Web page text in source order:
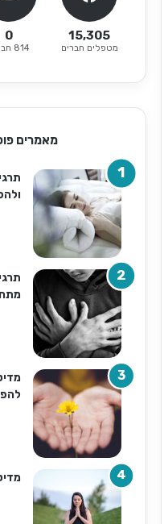
15,305
מטפלים חברים
0
814 חברים
מאמרים